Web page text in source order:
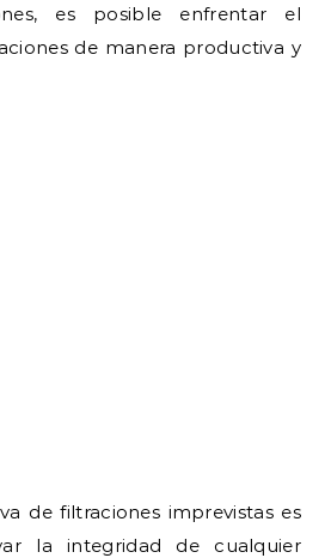
es posible enfrentar el
de manera productiva y
de filtraciones imprevistas es
la integridad de cualquier